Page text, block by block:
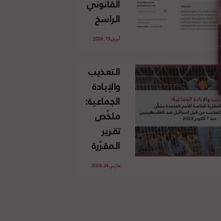
الإسرائيلي
غير
القانوني
الفلسطينية
القانوني
الراسخ
للاجئين
وحقهم
في العودة
بموجب
القانون
الدولي
أبريل 15, 2026
التعذيب
والإبادة
الجماعية:
ملخّص
تقرير
المقرّرة
الخاصة
مارس 24, 2026